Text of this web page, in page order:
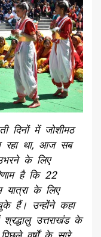
दिनों में जोशीमठ
रहा था, आज सब
के लिए
है कि 22
यात्रा के लिए
हैं। उन्होंने कहा
उत्तराखंड के